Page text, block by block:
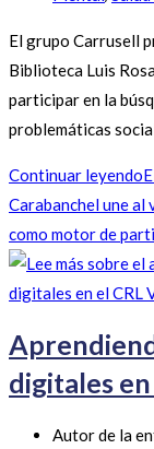
El grupo Carrusell
Biblioteca Luis
participar en la
problemáticas
Continuar leyendo
Carabanchel une
como motor de
digitales
Autor de la